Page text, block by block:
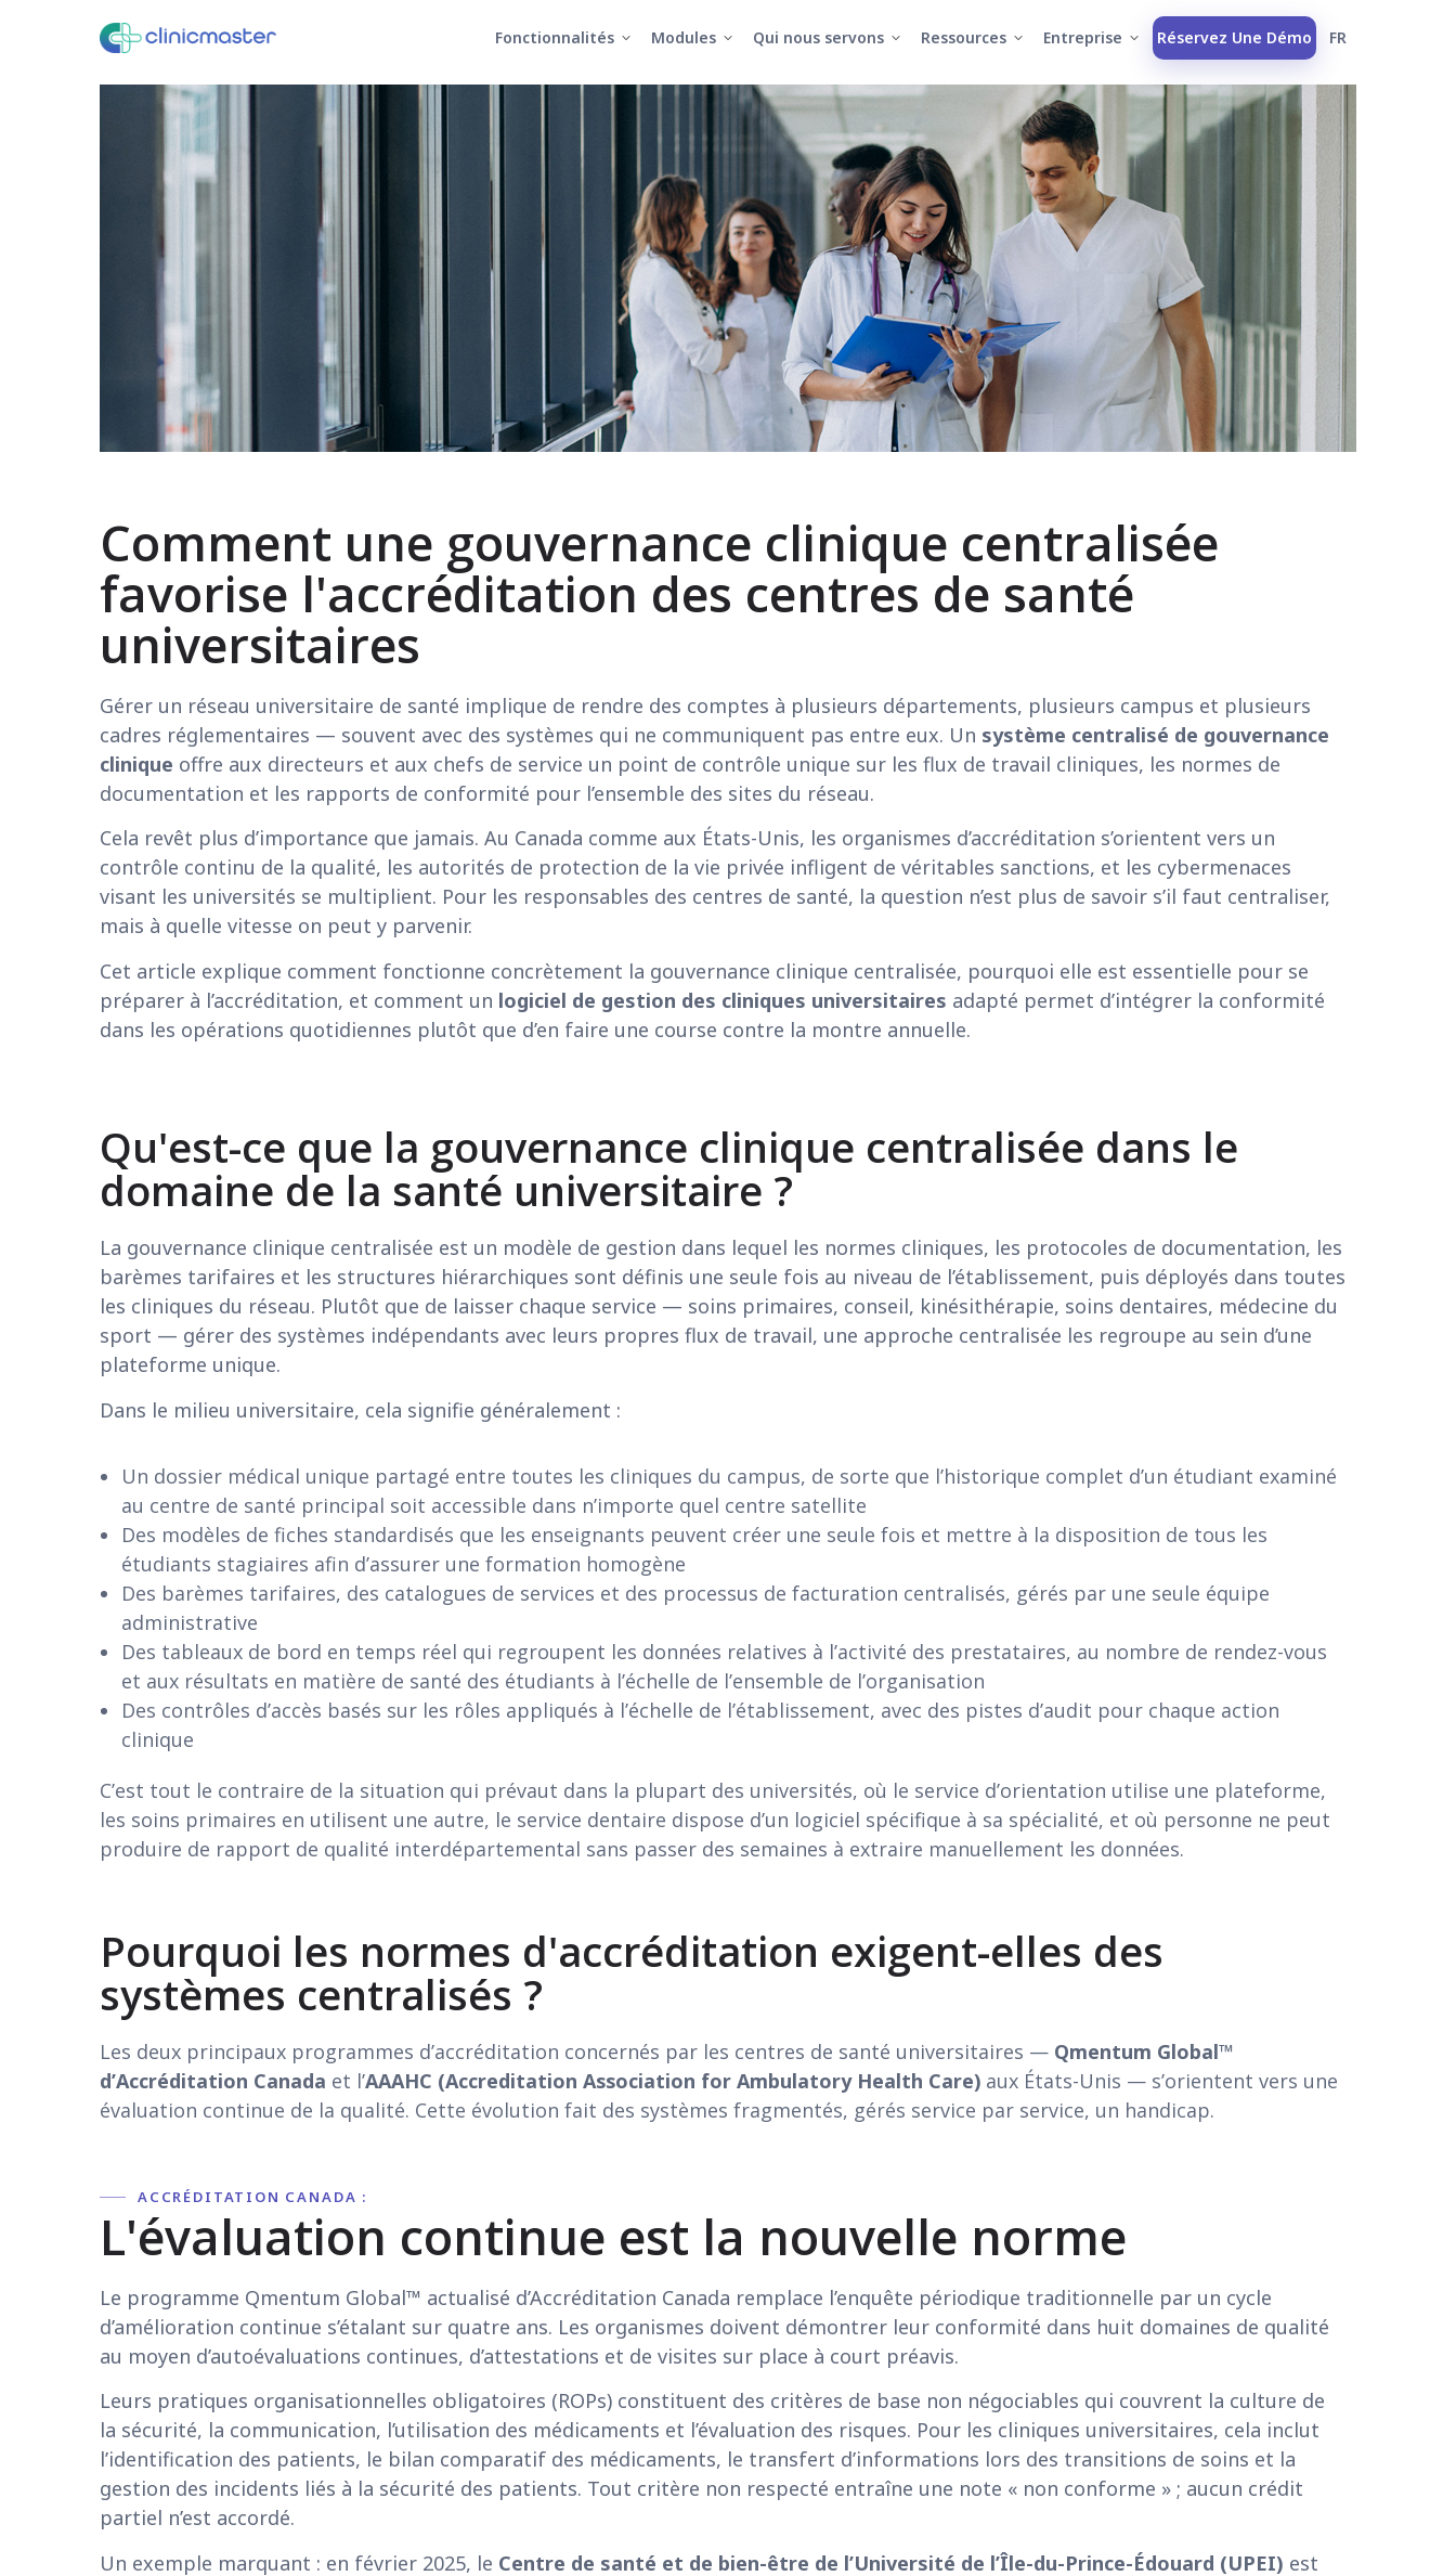
Fonctionnalités Modules Qui nous servons Ressources Entreprise Réservez Une Démo FR
Comment une gouvernance clinique centralisée
favorise l'accréditation des centres de santé
universitaires
Gérer un réseau universitaire de santé implique de rendre des comptes à plusieurs départements, plusieurs campus et plusieurs
cadres réglementaires — souvent avec des systèmes qui ne communiquent pas entre eux. Un système centralisé de gouvernance
clinique offre aux directeurs et aux chefs de service un point de contrôle unique sur les flux de travail cliniques, les normes de
documentation et les rapports de conformité pour l’ensemble des sites du réseau.
Cela revêt plus d’importance que jamais. Au Canada comme aux États-Unis, les organismes d’accréditation s’orientent vers un
contrôle continu de la qualité, les autorités de protection de la vie privée infligent de véritables sanctions, et les cybermenaces
visant les universités se multiplient. Pour les responsables des centres de santé, la question n’est plus de savoir s’il faut centraliser,
mais à quelle vitesse on peut y parvenir.
Cet article explique comment fonctionne concrètement la gouvernance clinique centralisée, pourquoi elle est essentielle pour se
préparer à l’accréditation, et comment un logiciel de gestion des cliniques universitaires adapté permet d’intégrer la conformité
dans les opérations quotidiennes plutôt que d’en faire une course contre la montre annuelle.
Qu'est-ce que la gouvernance clinique centralisée dans le
domaine de la santé universitaire ? ​
La gouvernance clinique centralisée est un modèle de gestion dans lequel les normes cliniques, les protocoles de documentation, les
barèmes tarifaires et les structures hiérarchiques sont définis une seule fois au niveau de l’établissement, puis déployés dans toutes
les cliniques du réseau. Plutôt que de laisser chaque service — soins primaires, conseil, kinésithérapie, soins dentaires, médecine du
sport — gérer des systèmes indépendants avec leurs propres flux de travail, une approche centralisée les regroupe au sein d’une
plateforme unique.
Dans le milieu universitaire, cela signifie généralement :
Un dossier médical unique partagé entre toutes les cliniques du campus, de sorte que l’historique complet d’un étudiant examiné
au centre de santé principal soit accessible dans n’importe quel centre satellite
Des modèles de fiches standardisés que les enseignants peuvent créer une seule fois et mettre à la disposition de tous les
étudiants stagiaires afin d’assurer une formation homogène
Des barèmes tarifaires, des catalogues de services et des processus de facturation centralisés, gérés par une seule équipe
administrative
Des tableaux de bord en temps réel qui regroupent les données relatives à l’activité des prestataires, au nombre de rendez-vous
et aux résultats en matière de santé des étudiants à l’échelle de l’ensemble de l’organisation
Des contrôles d’accès basés sur les rôles appliqués à l’échelle de l’établissement, avec des pistes d’audit pour chaque action
clinique
C’est tout le contraire de la situation qui prévaut dans la plupart des universités, où le service d’orientation utilise une plateforme,
les soins primaires en utilisent une autre, le service dentaire dispose d’un logiciel spécifique à sa spécialité, et où personne ne peut
produire de rapport de qualité interdépartemental sans passer des semaines à extraire manuellement les données.
Pourquoi les normes d'accréditation exigent-elles des
systèmes centralisés ?
Les deux principaux programmes d’accréditation concernés par les centres de santé universitaires — Qmentum Global™
d’Accréditation Canada et l’AAAHC (Accreditation Association for Ambulatory Health Care) aux États-Unis — s’orientent vers une
évaluation continue de la qualité. Cette évolution fait des systèmes fragmentés, gérés service par service, un handicap.
ACCRÉDITATION CANADA :
L'évaluation continue est la nouvelle norme
Le programme Qmentum Global™ actualisé d’Accréditation Canada remplace l’enquête périodique traditionnelle par un cycle
d’amélioration continue s’étalant sur quatre ans. Les organismes doivent démontrer leur conformité dans huit domaines de qualité
au moyen d’autoévaluations continues, d’attestations et de visites sur place à court préavis.
Leurs pratiques organisationnelles obligatoires (ROPs) constituent des critères de base non négociables qui couvrent la culture de
la sécurité, la communication, l’utilisation des médicaments et l’évaluation des risques. Pour les cliniques universitaires, cela inclut
l’identification des patients, le bilan comparatif des médicaments, le transfert d’informations lors des transitions de soins et la
gestion des incidents liés à la sécurité des patients. Tout critère non respecté entraîne une note « non conforme » ; aucun crédit
partiel n’est accordé.
Un exemple marquant : en février 2025, le Centre de santé et de bien-être de l’Université de l’Île-du-Prince-Édouard (UPEI) est